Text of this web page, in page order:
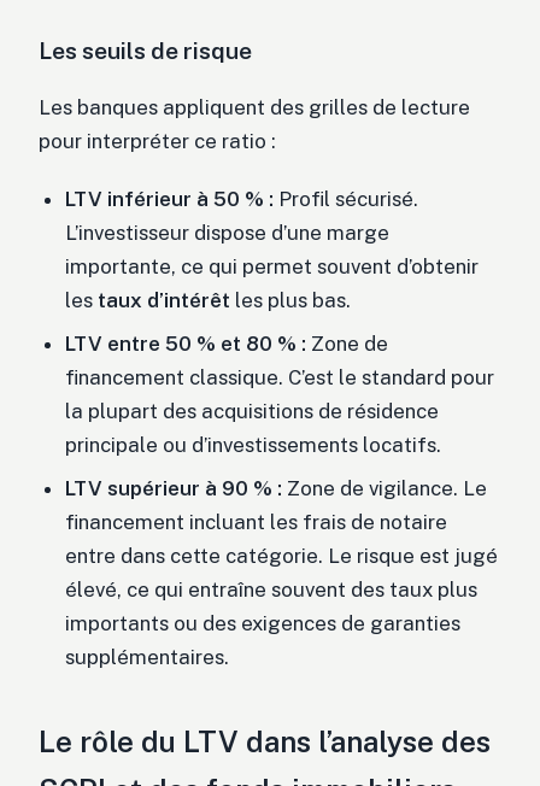
Les seuils de risque
Les banques appliquent des grilles de lecture
pour interpréter ce ratio :
LTV inférieur à 50 % : Profil sécurisé.
L’investisseur dispose d’une marge
importante, ce qui permet souvent d’obtenir
les taux d’intérêt les plus bas.
LTV entre 50 % et 80 % : Zone de
financement classique. C’est le standard pour
la plupart des acquisitions de résidence
principale ou d’investissements locatifs.
LTV supérieur à 90 % : Zone de vigilance. Le
financement incluant les frais de notaire
entre dans cette catégorie. Le risque est jugé
élevé, ce qui entraîne souvent des taux plus
importants ou des exigences de garanties
supplémentaires.
Le rôle du LTV dans l’analyse des